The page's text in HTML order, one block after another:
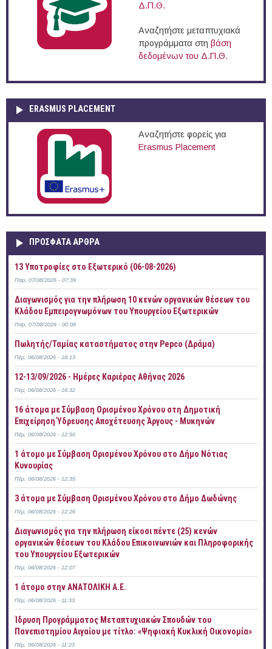
Δ.Π.Θ.
Αναζητήστε μεταπτυχιακά
προγράμματα στη βάση
δεδομένων του Δ.Π.Θ.
ERASMUS PLACEMENT
Αναζητήστε φορείς για
Erasmus Placement
ΠΡOΣΦΑΤΑ AΡΘΡΑ
13 Υποτροφίες στο Εξωτερικό (06-08-2026)
Παρ, 07/08/2026 - 07:39
Διαγωνισμός για την πλήρωση 10 κενών οργανικών θέσεων του
Κλάδου Εμπειρογνωμόνων του Υπουργείου Εξωτερικών
Παρ, 07/08/2026 - 00:08
Πωλητής/Ταμίας καταστήματος στην Pepco (Δράμα)
Πέμ, 06/08/2026 - 18:13
12-13/09/2026 - Ημέρες Καριέρας Αθήνας 2026
Πέμ, 06/08/2026 - 16:32
16 άτομα με Σύμβαση Ορισμένου Χρόνου στη Δημοτική
Επιχείρηση Ύδρευσης Αποχέτευσης Άργους - Μυκηνών
Πέμ, 06/08/2026 - 12:50
1 άτομο με Σύμβαση Ορισμένου Χρόνου στο Δήμο Νότιας
Κυνουρίας
Πέμ, 06/08/2026 - 12:35
3 άτομα με Σύμβαση Ορισμένου Χρόνου στο Δήμο Δωδώνης
Πέμ, 06/08/2026 - 12:26
Διαγωνισμός για την πλήρωση είκοσι πέντε (25) κενών
οργανικών θέσεων του Κλάδου Επικοινωνιών και Πληροφορικής
του Υπουργείου Εξωτερικών
Πέμ, 06/08/2026 - 12:07
1 άτομο στην ΑΝΑΤΟΛΙΚΗ Α.Ε.
Πέμ, 06/08/2026 - 11:33
Ίδρυση Προγράμματος Μεταπτυχιακών Σπουδών του
Πανεπιστημίου Αιγαίου με τίτλο: «Ψηφιακή Κυκλική Οικονομία»
Πέμ, 06/08/2026 - 11:23